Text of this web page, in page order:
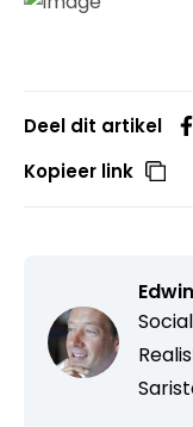
Deel dit artikel
Kopieer link